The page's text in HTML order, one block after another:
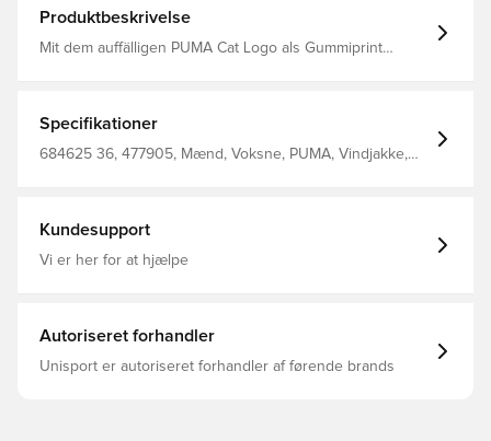
Produktbeskrivelse
Mit dem auffälligen PUMA Cat Logo als Gummiprint
Saum ist sie das perfekte Übergangsteil für kühlere Tage.
Regular Fit Rundhalsausschnitt Lange Ärmel
Paspeltaschen auf der Rückseite PUMA Branding-Details
Specifikationer
684625 36, 477905, Mænd, Voksne, PUMA, Vindjakke,
Kundesupport
Vi er her for at hjælpe
Autoriseret forhandler
Unisport er autoriseret forhandler af førende brands